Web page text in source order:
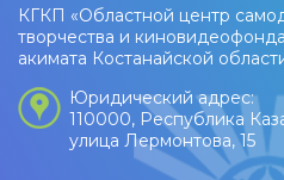
КГКП «Областной центр
творчества и
акимата Костанайской
Юридический адрес:
110000, Республика
улица Лермонтова, 15